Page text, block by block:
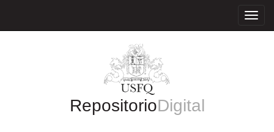
RepositorioDigital